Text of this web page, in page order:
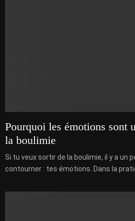
Pourquoi les émotions sont
la boulimie
Si tu veux sortir de la boulimie, il y a un
contourner : tes émotions. Dans la